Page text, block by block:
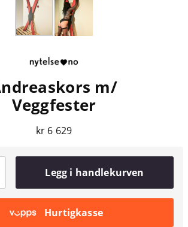
m/
Veggfester
kr 6 629
Legg i handlekurven
Hurtigkasse